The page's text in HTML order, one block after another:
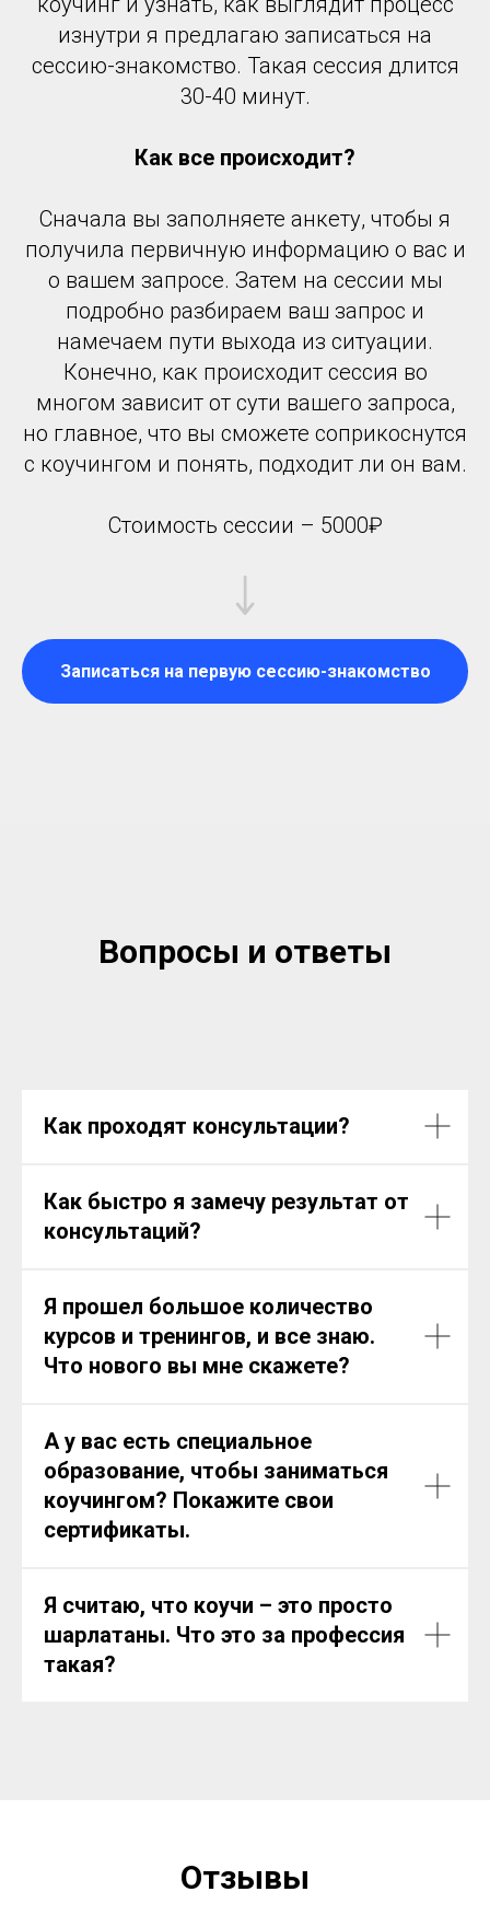
изнутри я предлагаю записаться на
сессию-знакомство. Такая сессия длится
30-40 минут.
Как все происходит?
Сначала вы заполняете анкету, чтобы я
получила первичную информацию о вас и
о вашем запросе. Затем на сессии мы
подробно разбираем ваш запрос и
намечаем пути выхода из ситуации.
Конечно, как происходит сессия во
многом зависит от сути вашего запроса,
но главное, что вы сможете соприкоснутся
с коучингом и понять, подходит ли он вам.
Стоимость сессии – 5000₽
Записаться на первую сессию-знакомство
Вопросы и ответы
Как проходят консультации?
Как быстро я замечу результат от
консультаций?
Я прошел большое количество
курсов и тренингов, и все знаю.
Что нового вы мне скажете?
А у вас есть специальное
образование, чтобы заниматься
коучингом? Покажите свои
сертификаты.
Я считаю, что коучи – это просто
шарлатаны. Что это за профессия
такая?
Отзывы